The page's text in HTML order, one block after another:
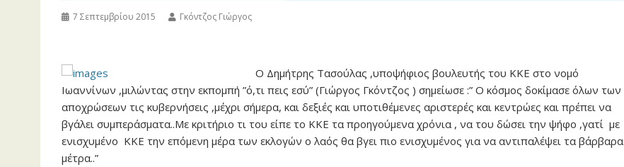
7 Σεπτεμβρίου 2015 Γκόντζος Γιώργος
Ο Δημήτρης Τασούλας ,υποψήφιος βουλευτής του ΚΚΕ στο νομό
Ιωαννίνων ,μιλώντας στην εκπομπή ”ό,τι πεις εσύ” (Γιώργος Γκόντζος ) σημείωσε :” Ο κόσμος δοκίμασε όλων των
αποχρώσεων τις κυβερνήσεις ,μέχρι σήμερα, και δεξιές και υποτιθέμενες αριστερές και κεντρώες και πρέπει να
βγάλει συμπεράσματα..Με κριτήριο τι του είπε το ΚΚΕ τα προηγούμενα χρόνια , να του δώσει την ψήφο ,γατί με
ενισχυμένο ΚΚΕ την επόμενη μέρα των εκλογών ο λαός θα βγει πιο ενισχυμένος για να αντιπαλέψει τα βάρβαρα
μέτρα..”